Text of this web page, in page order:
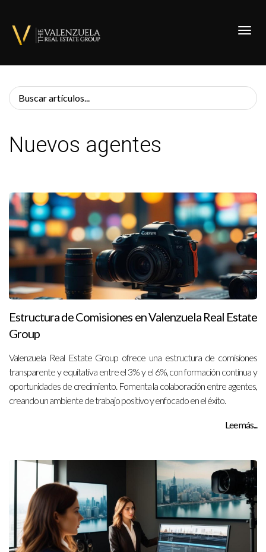
Nuevos agentes
Estructura de Comisiones en Valenzuela Real Estate
Group
Valenzuela Real Estate Group ofrece una estructura de comisiones
transparente y equitativa entre el 3% y el 6%, con formación continua y
oportunidades de crecimiento. Fomenta la colaboración entre agentes,
creando un ambiente de trabajo positivo y enfocado en el éxito.
Lee más...